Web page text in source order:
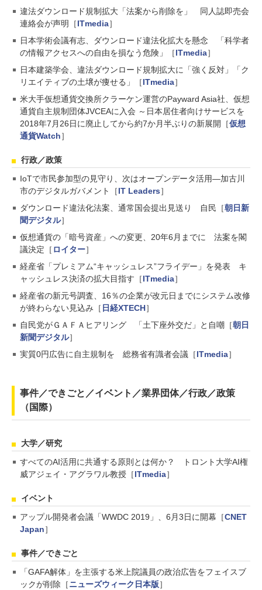
違法ダウンロード規制拡大「法案から削除を」 同人誌即売会
連絡会が声明［ITmedia］
日本学術会議有志、ダウンロード違法化拡大を懸念 「科学者
の情報アクセスへの自由を損なう危険」［ITmedia］
日本建築学会、違法ダウンロード規制拡大に「強く反対」「ク
リエイティブの土壌が痩せる」［ITmedia］
米大手仮想通貨交換所クラーケン運営のPayward Asia社、仮想
通貨自主規制団体JVCEAに入会 ～日本居住者向けサービスを
2018年7月26日に廃止してから約7か月半ぶりの新展開［仮想
通貨Watch］
行政／政策
IoTで市民参加型の見守り、次はオープンデータ活用―加古川
市のデジタルガバメント［IT Leaders］
ダウンロード違法化法案、通常国会提出見送り 自民［朝日新
聞デジタル］
仮想通貨の「暗号資産」への変更、20年6月までに 法案を閣
議決定［ ロイター］
経産省「プレミアム“キャッシュレス”フライデー」を発表 キ
ャッシュレス決済の拡大目指す［ITmedia］
経産省の新元号調査、16％の企業が改元日までにシステム改修
が終わらない見込み［ 日経XTECH］
自民党がＧＡＦＡヒアリング 「土下座外交だ」と自嘲［朝日
新聞デジタル］
実質0円広告に自主規制を 総務省有識者会議［ITmedia］
事件／できごと／イベント／業界団体／行政／政策
（国際）
大学／研究
すべてのAI活用に共通する原則とは何か？ トロント大学AI権
威アジェイ・アグラワル教授［ITmedia］
イベント
アップル開発者会議「WWDC 2019」、6月3日に開幕［CNET
Japan］
事件／できごと
「GAFA解体」を主張する米上院議員の政治広告をフェイスブ
ックが削除［ニューズウィーク日本版］